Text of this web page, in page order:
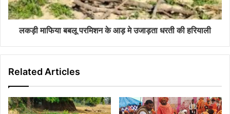
लकड़ी माफिया बबलू परमिशन के आड़ मे उजाड़ता धरती की हरियाली
Related Articles